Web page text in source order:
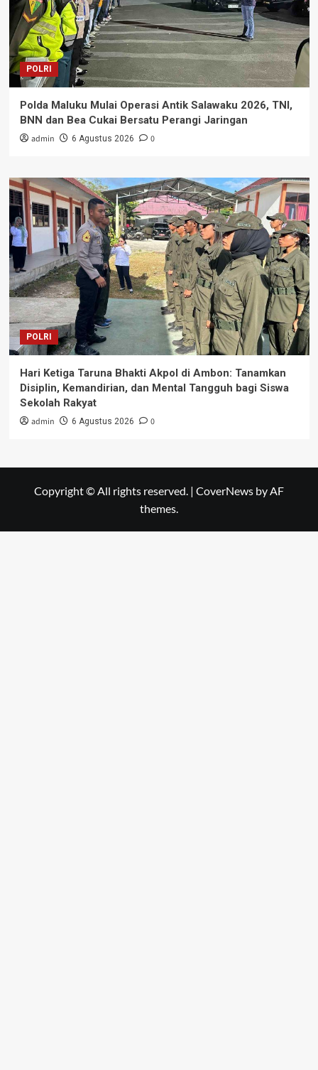
POLRI
Polda Maluku Mulai Operasi Antik Salawaku 2026, TNI,
BNN dan Bea Cukai Bersatu Perangi Jaringan
admin 6 Agustus 2026 0
POLRI
Hari Ketiga Taruna Bhakti Akpol di Ambon: Tanamkan
Disiplin, Kemandirian, dan Mental Tangguh bagi Siswa
Sekolah Rakyat
admin 6 Agustus 2026 0
Copyright © All rights reserved. | CoverNews by AF
themes.